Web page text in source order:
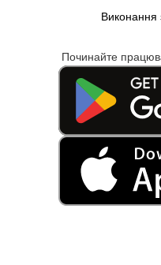
Виконання
Починайте